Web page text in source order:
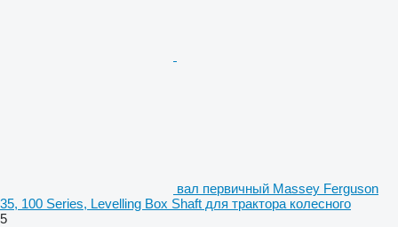
вал первичный Massey Ferguson
35, 100 Series, Levelling Box Shaft для трактора колесного
5